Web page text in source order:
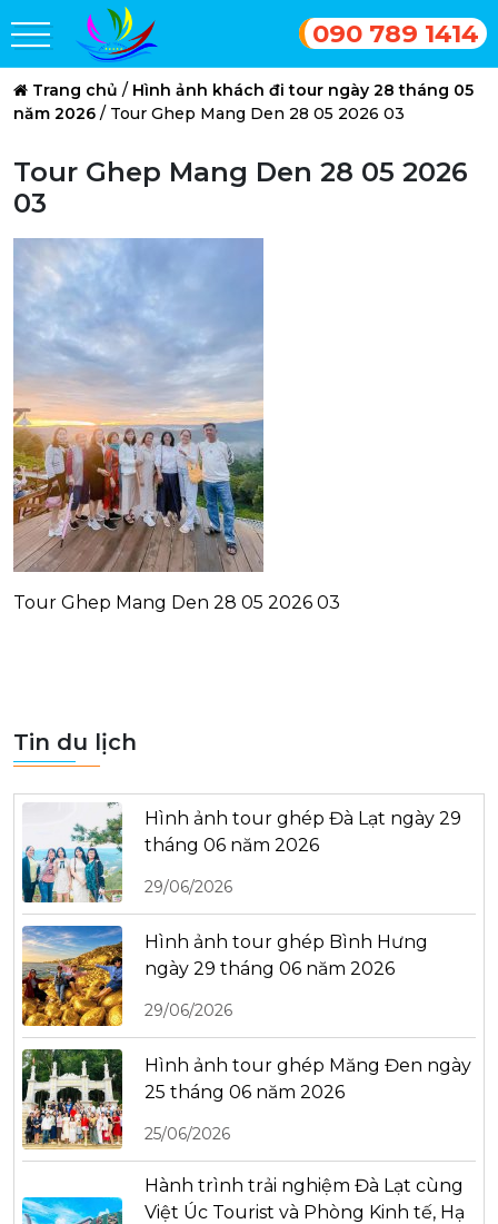
090 789 1414
Trang chủ / Hình ảnh khách đi tour ngày 28 tháng 05
năm 2026 / Tour Ghep Mang Den 28 05 2026 03
Tour Ghep Mang Den 28 05 2026
03
Tour Ghep Mang Den 28 05 2026 03
Tin du lịch
Hình ảnh tour ghép Đà Lạt ngày 29
tháng 06 năm 2026
29/06/2026
Hình ảnh tour ghép Bình Hưng
ngày 29 tháng 06 năm 2026
29/06/2026
Hình ảnh tour ghép Măng Đen ngày
25 tháng 06 năm 2026
25/06/2026
Hành trình trải nghiệm Đà Lạt cùng
Việt Úc Tourist và Phòng Kinh tế, Hạ